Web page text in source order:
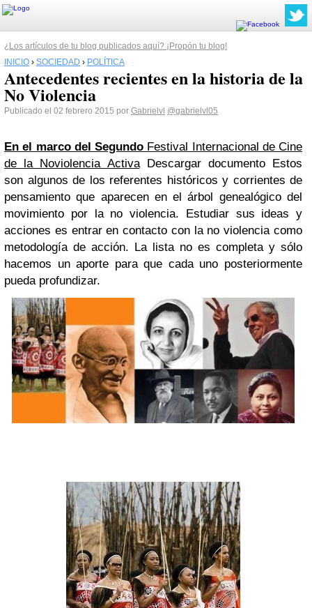
¿Los artículos de tu blog publicados aquí? ¡Propón tu blog!
INICIO › SOCIEDAD › POLÍTICA
Antecedentes recientes en la historia de la
No Violencia
Publicado el 02 febrero 2015 por Gabrielvl @gabrielvl05
En el marco del Segundo Festival Internacional de Cine
de la Noviolencia ActivaDescargar documento Estos
son algunos de los referentes históricos y corrientes de
pensamiento que aparecen en el árbol genealógico del
movimiento por la no violencia. Estudiar sus ideas y
acciones es entrar en contacto con la no violencia como
metodología de acción. La lista no es completa y sólo
hacemos un aporte para que cada uno posteriormente
pueda profundizar.